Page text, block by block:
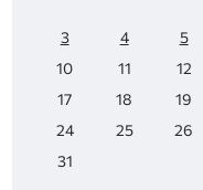
3
4 5
10
11 12
17
18 19
24
25 26
31